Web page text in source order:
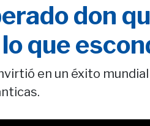
don
que
en un éxito